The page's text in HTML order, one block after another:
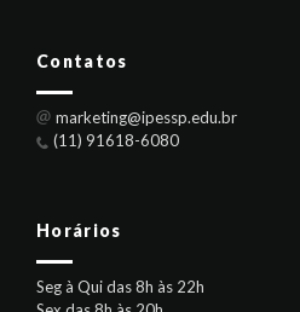
Contatos
marketing@ipessp.edu.br
(11) 91618-6080
Horários
Seg à Qui das 8h às 22h